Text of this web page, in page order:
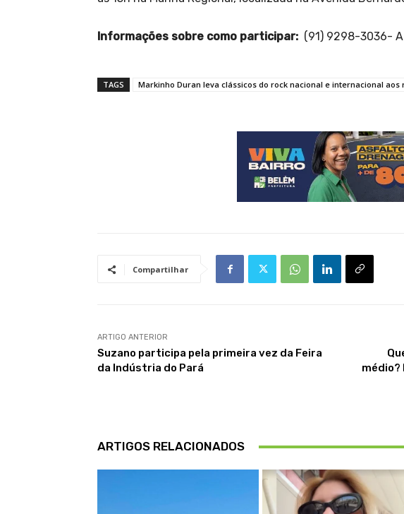
Informações sobre como participar: (91) 9298-3036-
TAGS Markinho Duran leva clássicos do rock nacional e internacional aos
Compartilhar
ARTIGO ANTERIOR
Suzano participa pela primeira vez da Feira
da Indústria do Pará
médio?
ARTIGOS RELACIONADOS